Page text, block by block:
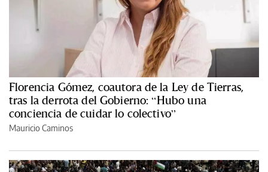
Florencia Gómez, coautora de la Ley de Tierras,
tras la derrota del Gobierno: “Hubo una
conciencia de cuidar lo colectivo”
Mauricio Caminos